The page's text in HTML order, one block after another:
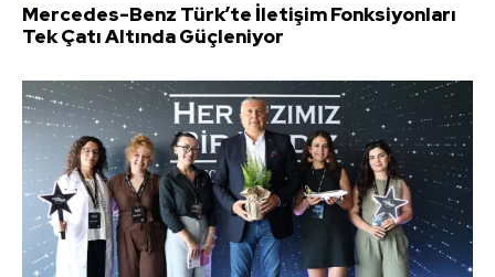
Mercedes-Benz Türk’te İletişim Fonksiyonları
Tek Çatı Altında Güçleniyor